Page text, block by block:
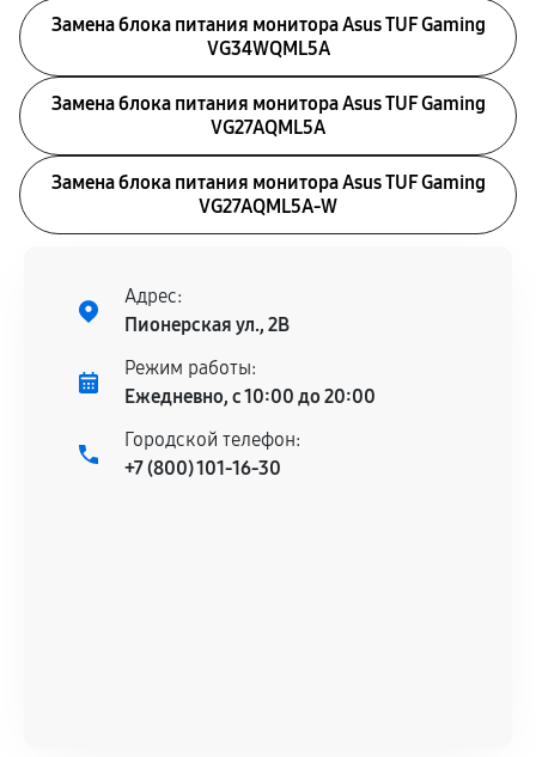
Замена блока питания монитора Asus TUF Gaming
VG34WQML5A
Замена блока питания монитора Asus TUF Gaming
VG27AQML5A
Замена блока питания монитора Asus TUF Gaming
VG27AQML5A-W
Адрес:
Пионерская ул., 2В
Режим работы:
Ежедневно, с 10:00 до 20:00
Городской телефон:
+7 (800) 101-16-30